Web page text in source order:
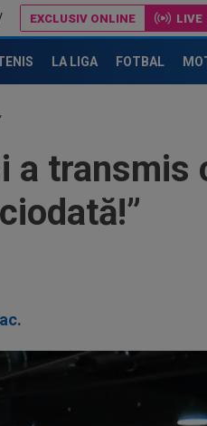
EXCLUSIV ONLINE LIVE
LA LIGA FOTBAL
a transmis
.